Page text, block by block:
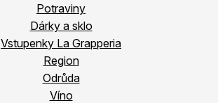
Potraviny
Dárky a sklo
Vstupenky La Grapperia
Region
Odrůda
Víno